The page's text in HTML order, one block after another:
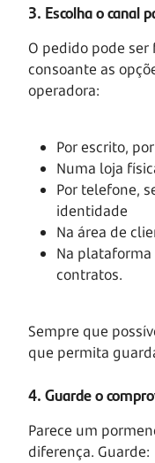
3. Escolha o canal
O pedido pode
consoante as
operadora:
Por escrito,
Numa loja
Por telefone,
identidade
Na área de
Na plataforma
contratos.
Sempre que
que permita
4. Guarde o
Parece um
diferença. Guarde: